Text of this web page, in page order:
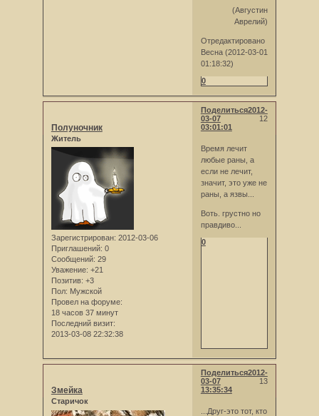
(Августин
Аврелий)
Отредактировано
Весна (2012-03-01
01:18:32)
0
Поделиться
12
2012-
03-07
03:01:01
Полуночник
Житель
Зарегистрирован: 2012-03-06
Приглашений: 0
Сообщений: 29
Уважение: +21
Позитив: +3
Пол: Мужской
Провел на форуме:
18 часов 37 минут
Последний визит:
2013-03-08 22:32:38
Время лечит
любые раны, а
если не лечит,
значит, это уже не
раны, а язвы...
Воть. грустно но
правдиво...
0
Поделиться
13
2012-
03-07
13:35:34
Змейка
Старичок
...Друг-это тот, кто